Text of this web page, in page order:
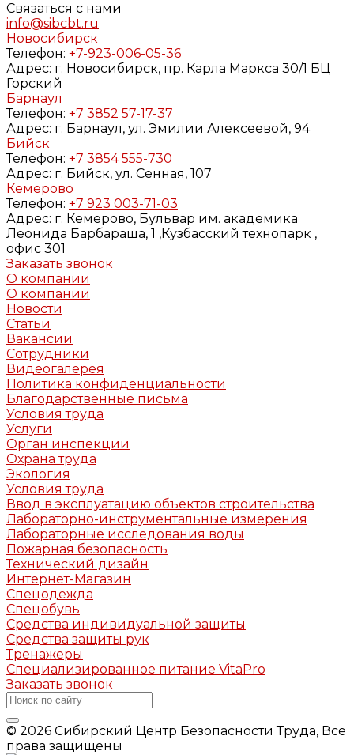
Связаться с нами
info@sibcbt.ru
Новосибирск
Телефон: +7-923-006-05-36
Адрес: г. Новосибирск, пр. Карла Маркса 30/1 БЦ
Горский
Барнаул
Телефон: +7 3852 57-17-37
Адрес: г. Барнаул, ул. Эмилии Алексеевой, 94
Бийск
Телефон: +7 3854 555-730
Адрес: г. Бийск, ул. Сенная, 107
Кемерово
Телефон: +7 923 003-71-03
Адрес: г. Кемерово, Бульвар им. академика
Леонида Барбараша, 1 ,Кузбасский технопарк ,
офис 301
Заказать звонок
О компании
О компании
Новости
Статьи
Вакансии
Сотрудники
Видеогалерея
Политика конфиденциальности
Благодарственные письма
Условия труда
Услуги
Орган инспекции
Охрана труда
Экология
Условия труда
Ввод в эксплуатацию объектов строительства
Лабораторно-инструментальные измерения
Лабораторные исследования воды
Пожарная безопасность
Технический дизайн
Интернет-Магазин
Спецодежда
Спецобувь
Средства индивидуальной защиты
Средства защиты рук
Тренажеры
Специализированное питание VitaPro
Заказать звонок
© 2026 Сибирский Центр Безопасности Труда, Все
права защищены